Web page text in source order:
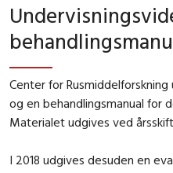
Center for
og en behandlingsmanual for
Materialet udgives ved
I 2018 udgives desuden en